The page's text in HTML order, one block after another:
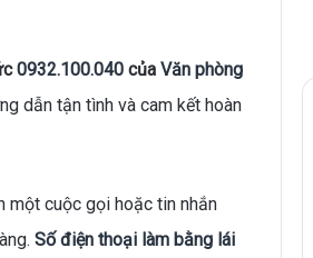
0932.100.040 của Văn phòng
dẫn tận tình và cam kết hoàn
một cuộc gọi hoặc tin nhắn
Số điện thoại làm bằng lái